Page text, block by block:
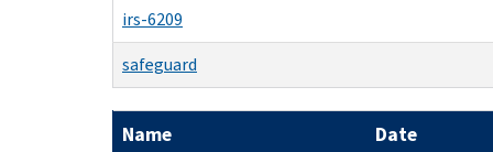
irs-6209
safeguard
Name Date